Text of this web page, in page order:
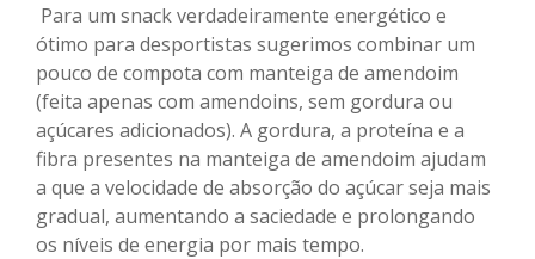
Para um snack verdadeiramente energético e
ótimo para desportistas sugerimos combinar um
pouco de compota com manteiga de amendoim
(feita apenas com amendoins, sem gordura ou
açúcares adicionados). A gordura, a proteína e a
fibra presentes na manteiga de amendoim ajudam
a que a velocidade de absorção do açúcar seja mais
gradual, aumentando a saciedade e prolongando
os níveis de energia por mais tempo.